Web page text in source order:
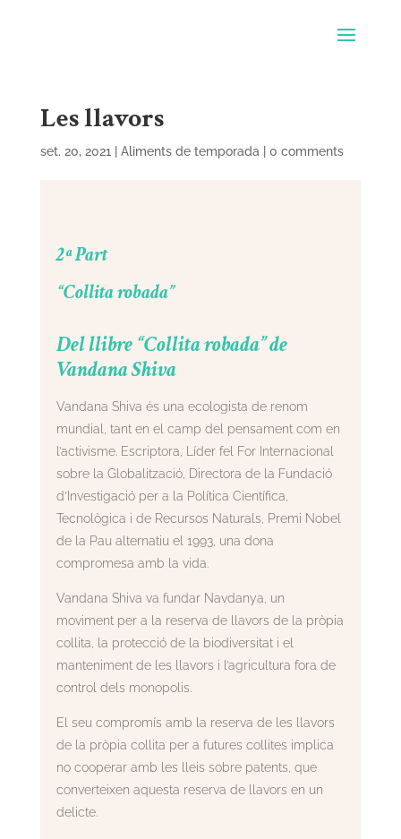
Les llavors
set. 20, 2021 Aliments de temporada 0 comments
2ª Part
“Collita robada”
Del llibre “Collita robada” de
Vandana Shiva
Vandana Shiva és una ecologista de renom
mundial, tant en el camp del pensament com en
l’activisme. Escriptora, Líder fel For Internacional
sobre la Globalització, Directora de la Fundació
d’Investigació per a la Política Científica,
Tecnològica i de Recursos Naturals, Premi Nobel
de la Pau alternatiu el 1993, una dona
compromesa amb la vida.
Vandana Shiva va fundar Navdanya, un
moviment per a la reserva de llavors de la pròpia
collita, la protecció de la biodiversitat i el
manteniment de les llavors i l’agricultura fora de
control dels monopolis.
El seu compromís amb la reserva de les llavors
de la pròpia collita per a futures collites implica
no cooperar amb les lleis sobre patents, que
converteixen aquesta reserva de llavors en un
delicte.